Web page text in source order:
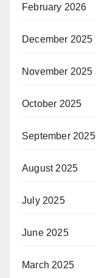
February 2026
December 2025
November 2025
October 2025
September 2025
August 2025
July 2025
June 2025
March 2025